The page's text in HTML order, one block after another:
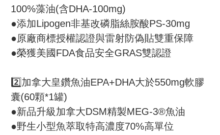
100%藻油(含DHA-100mg)
●添加Lipogen非基改磷脂絲胺酸PS-30mg
●原廠商標授權認證與雷射防偽貼雙重保障
●榮獲美國FDA食品安全GRAS雙認證
2️⃣加拿大皇鑽魚油EPA+DHA大於550mg軟膠
囊(60顆*1罐)
●新品升級加拿大DSM精製MEG-3®魚油
●野生小型魚萃取特高濃度70%高單位